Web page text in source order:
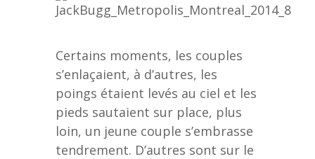
Certains moments, les couples
s’enlaçaient, à d’autres, les
poings étaient levés au ciel et les
pieds sautaient sur place, plus
loin, un jeune couple s’embrasse
tendrement. D’autres sont sur le